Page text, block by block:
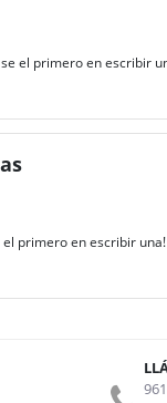
el primero en escribir
primero en escribir una!